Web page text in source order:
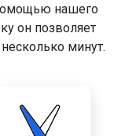
нашего
он позволяет
минут.